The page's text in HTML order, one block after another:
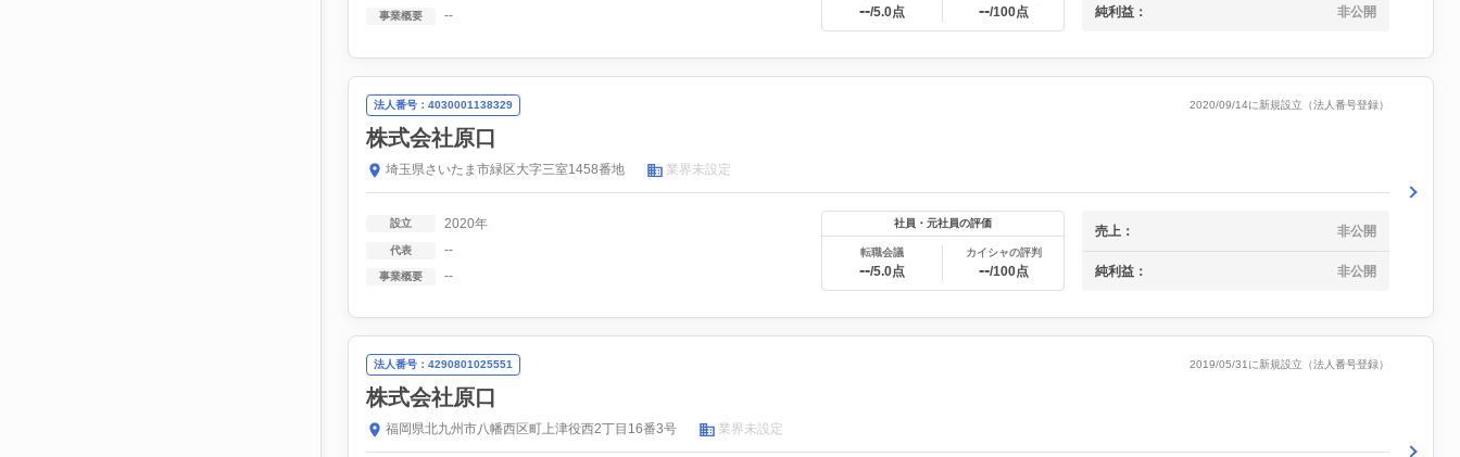
事業概要 -- --/5.0点 --/100点 純利益： 非公開
法人番号：4030001138329 2020/09/14に新規設立（法人番号登録）
株式会社原口
埼玉県さいたま市緑区大字三室1458番地 業界未設定
設立 2020年
代表 --
事業概要 --
社員・元社員の評価
転職会議
--/5.0点
カイシャの評判
--/100点
売上： 非公開
純利益： 非公開
法人番号：4290801025551 2019/05/31に新規設立（法人番号登録）
株式会社原口
福岡県北九州市八幡西区町上津役西2丁目16番3号 業界未設定